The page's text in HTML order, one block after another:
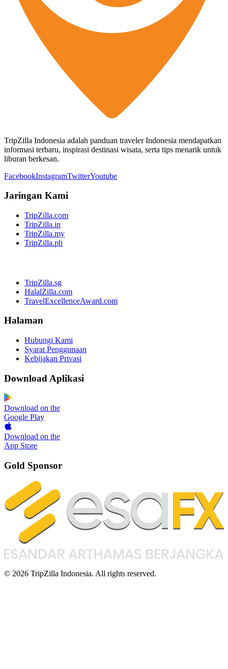
TripZilla Indonesia adalah panduan traveler Indonesia mendapatkan
informasi terbaru, inspirasi destinasi wisata, serta tips menarik untuk
liburan berkesan.
FacebookInstagramTwitterYoutube
Jaringan Kami
TripZilla.com
TripZilla.in
TripZilla.my
TripZilla.ph
TripZilla.sg
HalalZilla.com
TravelExcellenceAward.com
Halaman
Hubungi Kami
Syarat Penggunaan
Kebijakan Privasi
Download Aplikasi
Download on the
Google Play
Download on the
App Store
Gold Sponsor
© 2026 TripZilla Indonesia. All rights reserved.